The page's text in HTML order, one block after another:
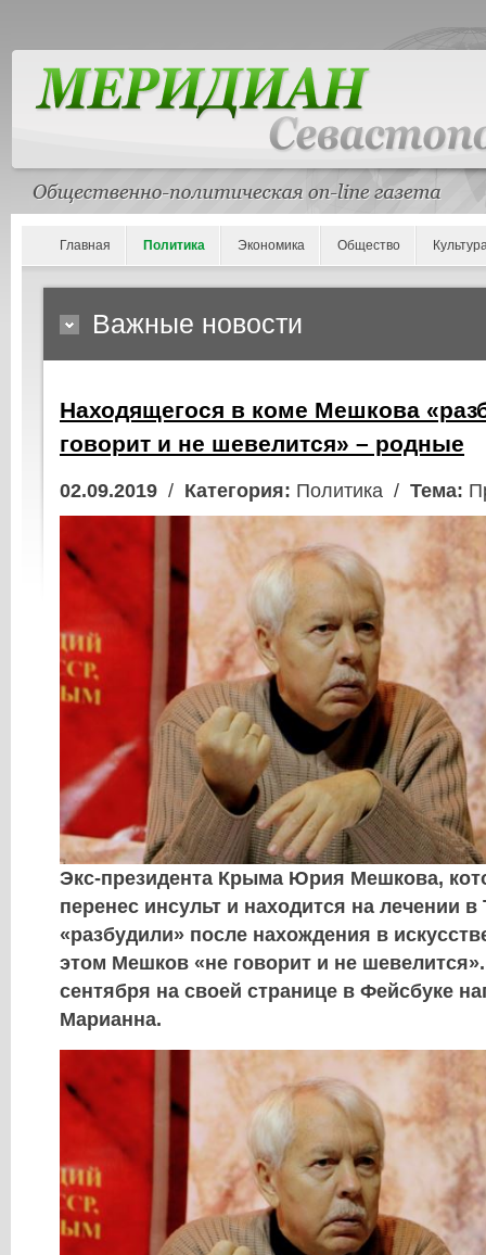
Главная Политика Экономика Общество
Важные новости
Находящегося в коме Мешкова
говорит и не шевелится» – родные
02.09.2019 / Категория: Политика / Тема:
Экс-президента Крыма Юрия Мешкова,
перенес инсульт и находится на лечении в
«разбудили» после нахождения в
этом Мешков «не говорит и не
сентября на своей странице в Фейсбуке
Марианна.